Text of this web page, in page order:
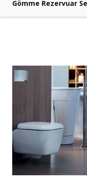
Gömme Rezervuar